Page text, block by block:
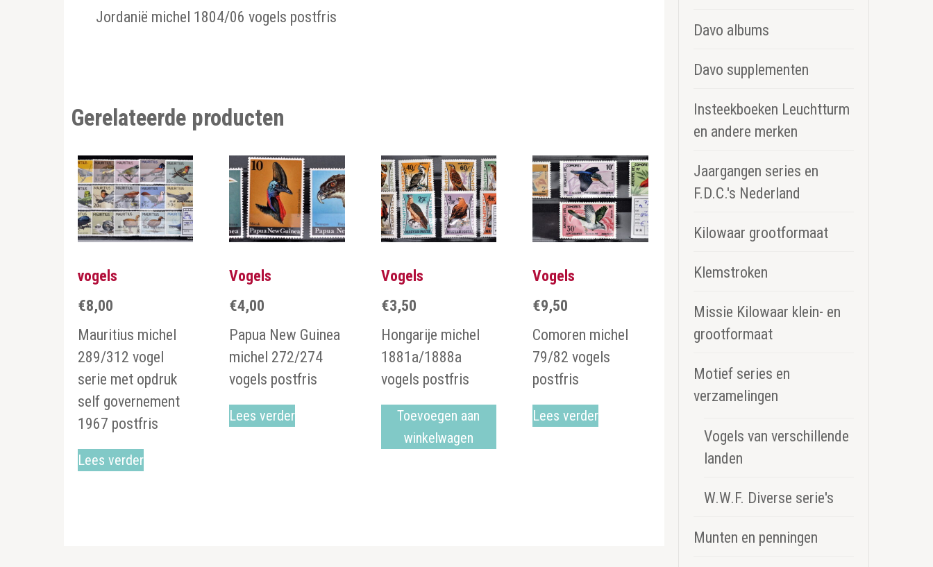
Jordanië michel 1804/06 vogels postfris
Gerelateerde producten
vogels
€8,00
Mauritius michel
289/312 vogel
serie met opdruk
self governement
1967 postfris
Lees verder
Vogels
€4,00
Papua New Guinea
michel 272/274
vogels postfris
Lees verder
Vogels
€3,50
Hongarije michel
1881a/1888a
vogels postfris
Toevoegen aan
winkelwagen
Vogels
€9,50
Comoren michel
79/82 vogels
postfris
Lees verder
Davo albums
Davo supplementen
Insteekboeken Leuchtturm
en andere merken
Jaargangen series en
F.D.C.'s Nederland
Kilowaar grootformaat
Klemstroken
Missie Kilowaar klein- en
grootformaat
Motief series en
verzamelingen
Vogels van verschillende
landen
W.W.F. Diverse serie's
Munten en penningen